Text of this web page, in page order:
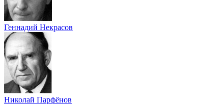
Геннадий Некрасов
Николай Парфёнов